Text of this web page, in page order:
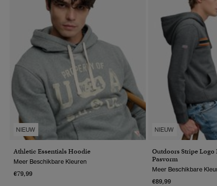
NIEUW
Athletic Essentials Hoodie
Meer Beschikbare Kleuren
€79,99
NIEUW
Outdoors Stripe Logo
Pasvorm
Meer Beschikbare
€89,99